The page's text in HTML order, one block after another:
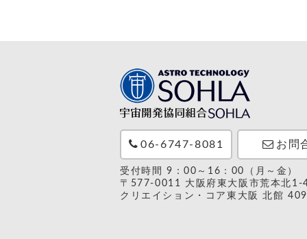
06-6747-8081 お問
受付時間 9：00～16：00（月～金）
〒577-0011 大阪府東大阪市荒本北1-
クリエイション・コア東大阪 北館